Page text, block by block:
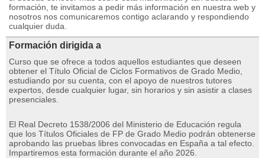
formación, te invitamos a pedir más información en nuestra web y
nosotros nos comunicaremos contigo aclarando y respondiendo
cualquier duda.
Formación dirigida a
Curso que se ofrece a todos aquellos estudiantes que deseen
obtener el Título Oficial de Ciclos Formativos de Grado Medio,
estudiando por su cuenta, con el apoyo de nuestros tutores
expertos, desde cualquier lugar, sin horarios y sin asistir a clases
presenciales.
El Real Decreto 1538/2006 del Ministerio de Educación regula
que los Títulos Oficiales de FP de Grado Medio podrán obtenerse
aprobando las pruebas libres convocadas en España a tal efecto.
Impartiremos esta formación durante el año 2026.